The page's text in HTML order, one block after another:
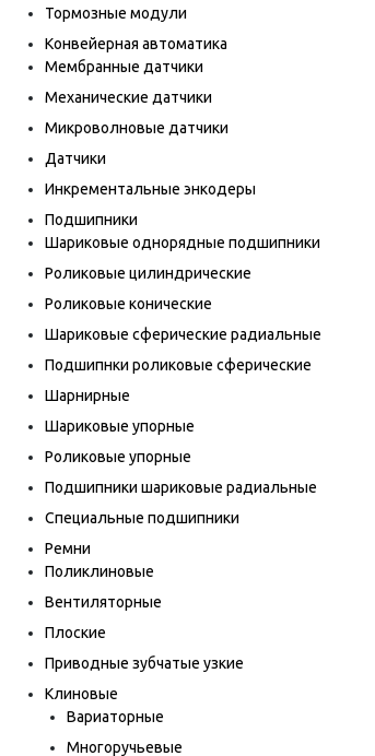
Тормозные модули
Конвейерная автоматика
Мембранные датчики
Механические датчики
Микроволновые датчики
Датчики
Инкрементальные энкодеры
Подшипники
Шариковые однорядные подшипники
Роликовые цилиндрические
Роликовые конические
Шариковые сферические радиальные
Подшипнки роликовые сферические
Шарнирные
Шариковые упорные
Роликовые упорные
Подшипники шариковые радиальные
Специальные подшипники
Ремни
Поликлиновые
Вентиляторные
Плоские
Приводные зубчатые узкие
Клиновые
Вариаторные
Многоручьевые